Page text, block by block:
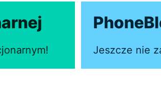
Jeszcze nie